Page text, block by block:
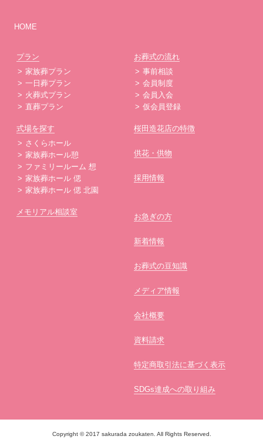
HOME
プラン
家族葬プラン
一日葬プラン
火葬式プラン
直葬プラン
式場を探す
さくらホール
家族葬ホール憩
ファミリールーム 想
家族葬ホール 偲
家族葬ホール 偲 北園
メモリアル相談室
お葬式の流れ
事前相談
会員制度
会員入会
仮会員登録
桜田造花店の特徴
供花・供物
採用情報
お急ぎの方
新着情報
お葬式の豆知識
メディア情報
会社概要
資料請求
特定商取引法に基づく表示
SDGs達成への取り組み
Copyright © 2017 sakurada zoukaten. All Rights Reserved.